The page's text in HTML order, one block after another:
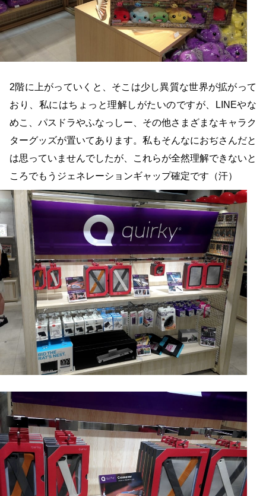
2階に上がっていくと、そこは少し異質な世界が拡がって
おり、私にはちょっと理解しがたいのですが、LINEやな
めこ、パスドラやふなっしー、その他さまざまなキャラク
ターグッズが置いてあります。私もそんなにおぢさんだと
は思っていませんでしたが、これらが全然理解できないと
ころでもうジェネレーションギャップ確定です（汗）